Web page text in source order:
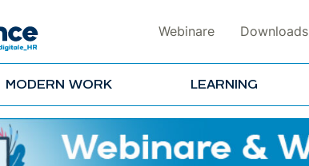
Webinare Downloads
MODERN WORK LEARNING